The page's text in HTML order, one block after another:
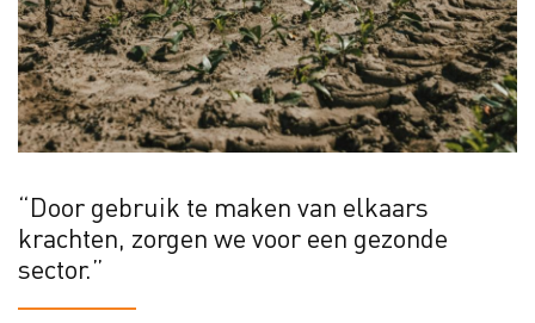
“Door gebruik te maken van elkaars
krachten, zorgen we voor een gezonde
sector.”